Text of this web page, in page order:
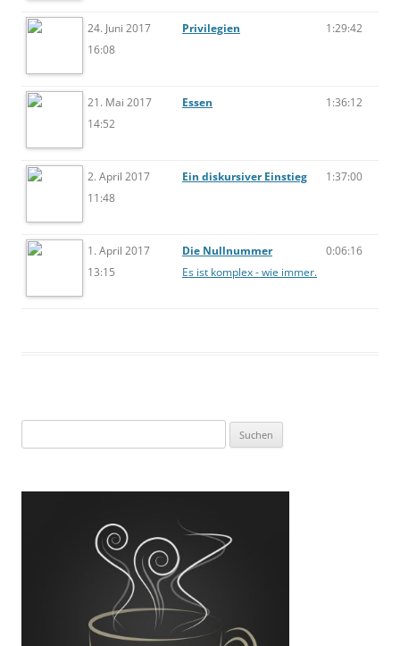
24. Juni 2017
16:08
Privilegien 1:29:42
21. Mai 2017
14:52
Essen 1:36:12
2. April 2017
11:48
Ein diskursiver Einstieg 1:37:00
1. April 2017
13:15
Die Nullnummer
Es ist komplex - wie immer.
0:06:16
nach: